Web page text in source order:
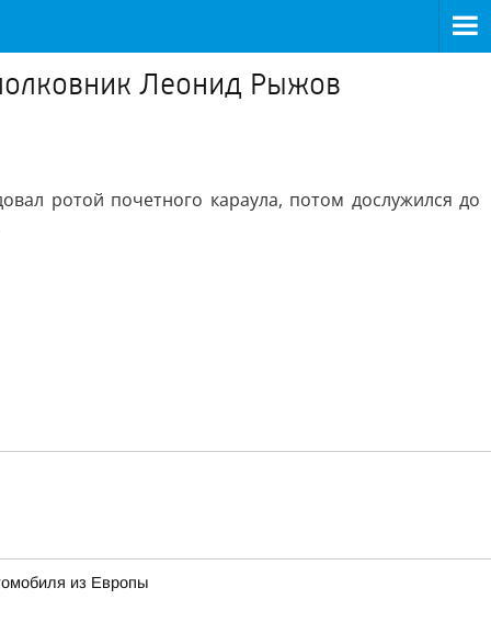
Леонид Рыжов
ротой почетного караула, потом дослужился до
из Европы